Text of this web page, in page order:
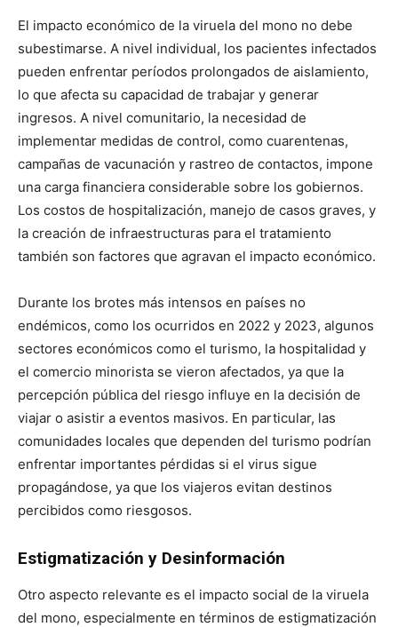
El impacto económico de la viruela del mono no debe
subestimarse. A nivel individual, los pacientes infectados
pueden enfrentar períodos prolongados de aislamiento,
lo que afecta su capacidad de trabajar y generar
ingresos. A nivel comunitario, la necesidad de
implementar medidas de control, como cuarentenas,
campañas de vacunación y rastreo de contactos, impone
una carga financiera considerable sobre los gobiernos.
Los costos de hospitalización, manejo de casos graves, y
la creación de infraestructuras para el tratamiento
también son factores que agravan el impacto económico.
Durante los brotes más intensos en países no
endémicos, como los ocurridos en 2022 y 2023, algunos
sectores económicos como el turismo, la hospitalidad y
el comercio minorista se vieron afectados, ya que la
percepción pública del riesgo influye en la decisión de
viajar o asistir a eventos masivos. En particular, las
comunidades locales que dependen del turismo podrían
enfrentar importantes pérdidas si el virus sigue
propagándose, ya que los viajeros evitan destinos
percibidos como riesgosos.
Estigmatización y Desinformación
Otro aspecto relevante es el impacto social de la viruela
del mono, especialmente en términos de estigmatización